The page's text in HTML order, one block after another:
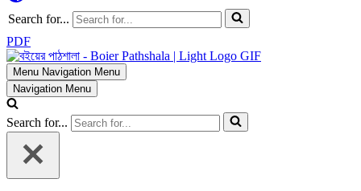
Search for...
PDF
Menu Navigation Menu
Navigation Menu
Search for...